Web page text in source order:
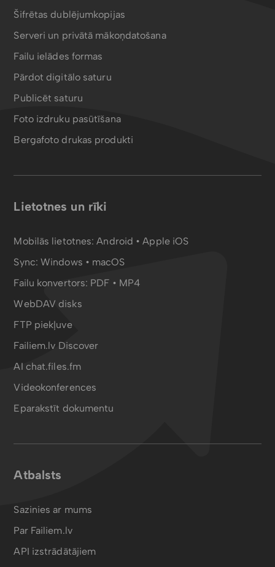
Šifrētas dublējumkopijas
Serveri un privātā mākoņdatošana
Failu ielādes formas
Pārdot digitālo saturu
Publicēt saturu
Foto izdruku pasūtīšana
Bergafoto drukas produkti
Lietotnes un rīki
Mobilās lietotnes:Android •Apple iOS
Sync:Windows • macOS
Failu konvertors: PDF • MP4
WebDAV disks
FTP piekļuve
Failiem.lv Discover
AI chat.files.fm
Videokonferences
Eparakstīt dokumentu
Atbalsts
Sazinies ar mums
Par Failiem.lv
API izstrādātājiem